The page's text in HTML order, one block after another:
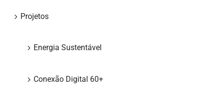
Projetos
Energia Sustentável
Conexão Digital 60+